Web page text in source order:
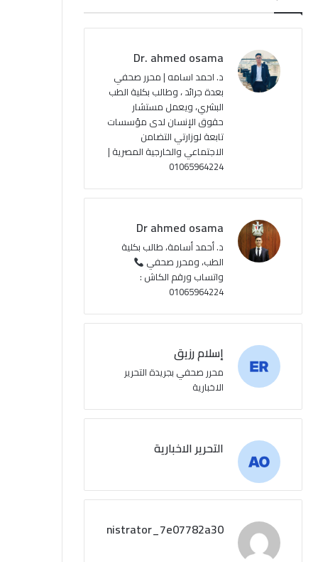
ب
u
u
ت
ر
ا
م
ص
ل
م
و
ق
ع
S
S
Dr. ahmed osama
د. احمد اسامه | محرر صحفي
بعدة جرائد ، وطالب بكلية الطب
البشري، ويعمل مستشار
حقوق الإنسان لدى مؤسسات
تابعة لوزارتي التضامن
الاجتماعي والخارجية المصرية |
01065964224
Dr ahmed osama
د. أحمد أسامة، طالب بكلية
الطب، ومحرر صحفي
واتساب ورقم الكاش :
01065964224
إسلام رزيق
محرر صحفي بجريدة التحرير
الاخبارية
التحرير الاخبارية
administrator_7e07782a30